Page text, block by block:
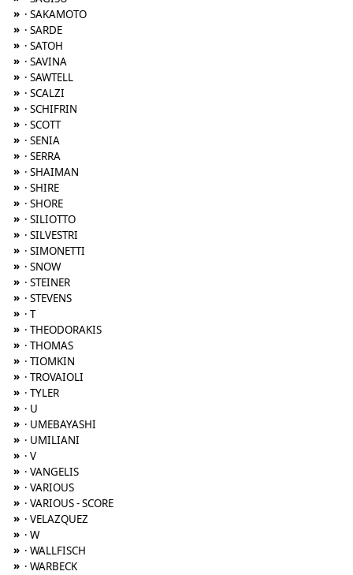
» · SAKAMOTO
» · SARDE
» · SATOH
» · SAVINA
» · SAWTELL
» · SCALZI
» · SCHIFRIN
» · SCOTT
» · SENIA
» · SERRA
» · SHAIMAN
» · SHIRE
» · SHORE
» · SILIOTTO
» · SILVESTRI
» · SIMONETTI
» · SNOW
» · STEINER
» · STEVENS
» · T
» · THEODORAKIS
» · THOMAS
» · TIOMKIN
» · TROVAIOLI
» · TYLER
» · U
» · UMEBAYASHI
» · UMILIANI
» · V
» · VANGELIS
» · VARIOUS
» · VARIOUS - SCORE
» · VELAZQUEZ
» · W
» · WALLFISCH
» · WARBECK